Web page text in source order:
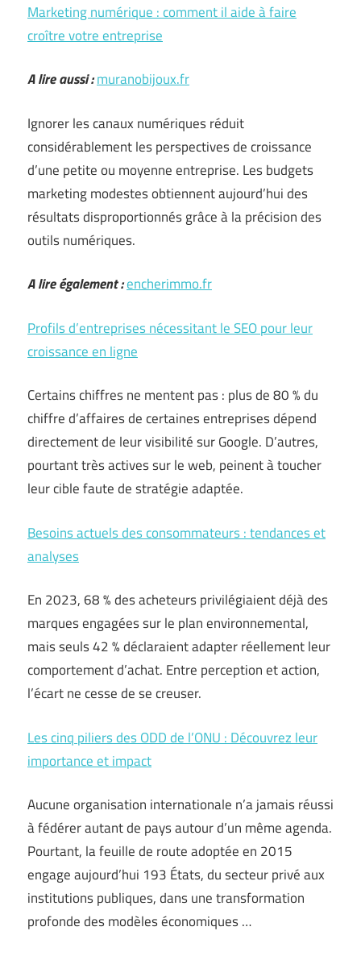
Marketing numérique : comment il aide à faire
croître votre entreprise
A lire aussi :muranobijoux.fr
Ignorer les canaux numériques réduit
considérablement les perspectives de croissance
d’une petite ou moyenne entreprise. Les budgets
marketing modestes obtiennent aujourd’hui des
résultats disproportionnés grâce à la précision des
outils numériques.
A lire également :encherimmo.fr
Profils d’entreprises nécessitant le SEO pour leur
croissance en ligne
Certains chiffres ne mentent pas : plus de 80 % du
chiffre d’affaires de certaines entreprises dépend
directement de leur visibilité sur Google. D’autres,
pourtant très actives sur le web, peinent à toucher
leur cible faute de stratégie adaptée.
Besoins actuels des consommateurs : tendances et
analyses
En 2023, 68 % des acheteurs privilégiaient déjà des
marques engagées sur le plan environnemental,
mais seuls 42 % déclaraient adapter réellement leur
comportement d’achat. Entre perception et action,
l’écart ne cesse de se creuser.
Les cinq piliers des ODD de l’ONU : Découvrez leur
importance et impact
Aucune organisation internationale n’a jamais réussi
à fédérer autant de pays autour d’un même agenda.
Pourtant, la feuille de route adoptée en 2015
engage aujourd’hui 193 États, du secteur privé aux
institutions publiques, dans une transformation
profonde des modèles économiques …